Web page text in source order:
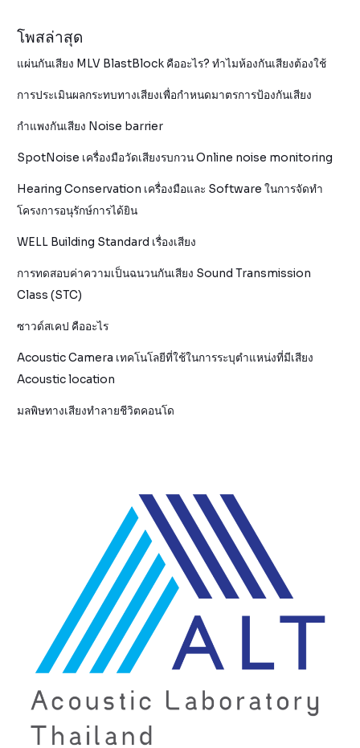
โพสล่าสุด
แผ่นกันเสียง MLV BlastBlock คืออะไร? ทำไมห้องกันเสียงต้องใช้
การประเมินผลกระทบทางเสียงเพื่อกำหนดมาตรการป้องกันเสียง
กำแพงกันเสียง Noise barrier
SpotNoise เครื่องมือวัดเสียงรบกวน Online noise monitoring
Hearing Conservation เครื่องมือและ Software ในการจัดทำ
โครงการอนุรักษ์การได้ยิน
WELL Building Standard เรื่องเสียง
การทดสอบค่าความเป็นฉนวนกันเสียง Sound Transmission
Class (STC)
ซาวด์สเคป คืออะไร
Acoustic Camera เทคโนโลยีที่ใช้ในการระบุตำแหน่งที่มีเสียง
Acoustic location
มลพิษทางเสียงทำลายชีวิตคอนโด